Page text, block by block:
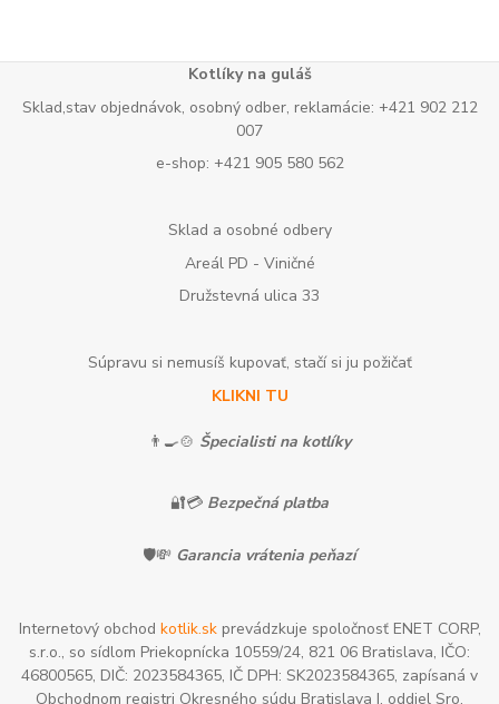
Kotlíky na guláš
Sklad,stav objednávok, osobný odber, reklamácie: +421 902 212
007
e-shop: +421 905 580 562
Sklad a osobné odbery
Areál PD - Viničné
Družstevná ulica 33
Súpravu si nemusíš kupovať, stačí si ju požičať
KLIKNI TU
👨‍🍳🍲 Špecialisti na kotlíky
🔐💳 Bezpečná platba
🛡️💸 Garancia vrátenia peňazí
Internetový obchod kotlik.skprevádzkuje spoločnosť ENET CORP,
s.r.o., so sídlom Priekopnícka 10559/24, 821 06 Bratislava, IČO:
46800565, DIČ: 2023584365, IČ DPH: SK2023584365, zapísaná v
Obchodnom registri Okresného súdu Bratislava I, oddiel Sro,